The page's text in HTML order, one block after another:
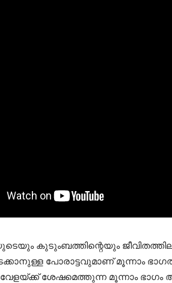
കുടുംബത്തിന്റെയും
പോരാട്ടവുമാണ് മൂന്നാം
ശേഷമെത്തുന്ന മൂന്നാം ഭാഗം